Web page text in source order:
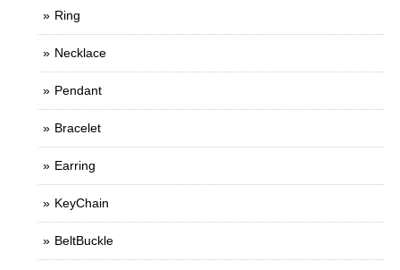
Ring
Necklace
Pendant
Bracelet
Earring
KeyChain
BeltBuckle